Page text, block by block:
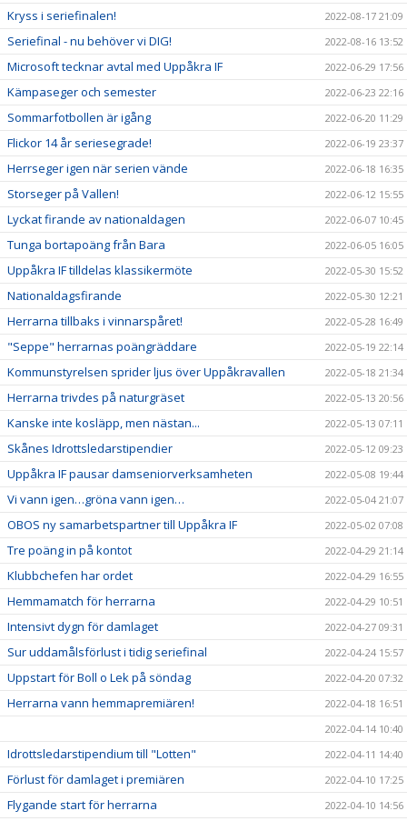
Kryss i seriefinalen! 2022-08-17 21:09
Seriefinal - nu behöver vi DIG! 2022-08-16 13:52
Microsoft tecknar avtal med Uppåkra IF 2022-06-29 17:56
Kämpaseger och semester 2022-06-23 22:16
Sommarfotbollen är igång 2022-06-20 11:29
Flickor 14 år seriesegrade! 2022-06-19 23:37
Herrseger igen när serien vände 2022-06-18 16:35
Storseger på Vallen! 2022-06-12 15:55
Lyckat firande av nationaldagen 2022-06-07 10:45
Tunga bortapoäng från Bara 2022-06-05 16:05
Uppåkra IF tilldelas klassikermöte 2022-05-30 15:52
Nationaldagsfirande 2022-05-30 12:21
Herrarna tillbaks i vinnarspåret! 2022-05-28 16:49
"Seppe" herrarnas poängräddare 2022-05-19 22:14
Kommunstyrelsen sprider ljus över Uppåkravallen 2022-05-18 21:34
Herrarna trivdes på naturgräset 2022-05-13 20:56
Kanske inte kosläpp, men nästan... 2022-05-13 07:11
Skånes Idrottsledarstipendier 2022-05-12 09:23
Uppåkra IF pausar damseniorverksamheten 2022-05-08 19:44
Vi vann igen…gröna vann igen… 2022-05-04 21:07
OBOS ny samarbetspartner till Uppåkra IF 2022-05-02 07:08
Tre poäng in på kontot 2022-04-29 21:14
Klubbchefen har ordet 2022-04-29 16:55
Hemmamatch för herrarna 2022-04-29 10:51
Intensivt dygn för damlaget 2022-04-27 09:31
Sur uddamålsförlust i tidig seriefinal 2022-04-24 15:57
Uppstart för Boll o Lek på söndag 2022-04-20 07:32
Herrarna vann hemmapremiären!
2022-04-18 16:51
2022-04-14 10:40
Idrottsledarstipendium till "Lotten" 2022-04-11 14:40
Förlust för damlaget i premiären 2022-04-10 17:25
Flygande start för herrarna 2022-04-10 14:56